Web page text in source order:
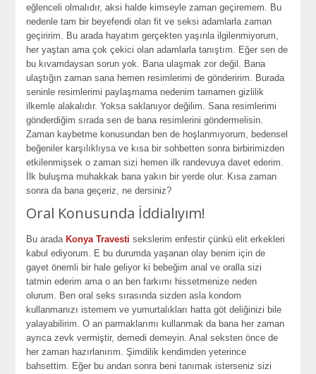
eğlenceli olmalıdır, aksi halde kimseyle zaman geçiremem. Bu
nedenle tam bir beyefendi olan fit ve seksi adamlarla zaman
geçiririm. Bu arada hayatım gerçekten yaşınla ilgilenmiyorum,
her yaştan ama çok çekici olan adamlarla tanıştım. Eğer sen de
bu kıvamdaysan sorun yok. Bana ulaşmak zor değil. Bana
ulaştığın zaman sana hemen resimlerimi de gönderirim. Burada
seninle resimlerimi paylaşmama nedenim tamamen gizlilik
ilkemle alakalıdır. Yoksa saklanıyor değilim. Sana resimlerimi
gönderdiğim sırada sen de bana resimlerini göndermelisin.
Zaman kaybetme konusundan ben de hoşlanmıyorum, bedensel
beğeniler karşılıklıysa ve kısa bir sohbetten sonra birbirimizden
etkilenmişsek o zaman sizi hemen ilk randevuya davet ederim.
İlk buluşma muhakkak bana yakın bir yerde olur. Kısa zaman
sonra da bana geçeriz, ne dersiniz?
Oral Konusunda İddialıyım!
Bu arada Konya Travesti sekslerim enfestir çünkü elit erkekleri
kabul ediyorum. E bu durumda yaşanan olay benim için de
gayet önemli bir hale geliyor ki bebeğim anal ve oralla sizi
tatmin ederim ama o an ben farkımı hissetmenize neden
olurum. Ben oral seks sırasında sizden asla kondom
kullanmanızı istemem ve yumurtalıkları hatta göt deliğinizi bile
yalayabilirim. O an parmaklarımı kullanmak da bana her zaman
ayrıca zevk vermiştir, demedi demeyin. Anal seksten önce de
her zaman hazırlanırım. Şimdilik kendimden yeterince
bahsettim. Eğer bu andan sonra beni tanımak isterseniz sizi